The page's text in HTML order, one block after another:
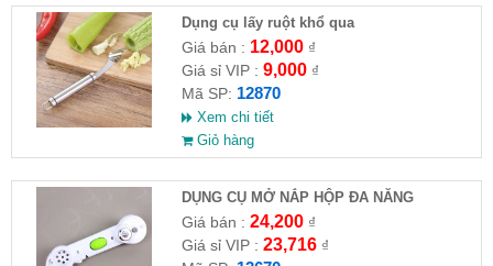
Dụng cụ lấy ruột khổ qua
Giá bán : 12,000₫
Giá sỉ VIP : 9,000₫
Mã SP: 12870
Xem chi tiết
Giỏ hàng
DỤNG CỤ MỞ NẮP HỘP ĐA NĂNG
KITCHEN CANDO 6IN1
Giá bán : 24,200₫
Giá sỉ VIP : 23,716₫